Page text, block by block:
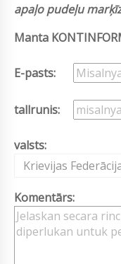
apaļo pudeļu
Manta
E-pasts:
tallrunis:
valsts:
Krievijas
Komentārs: